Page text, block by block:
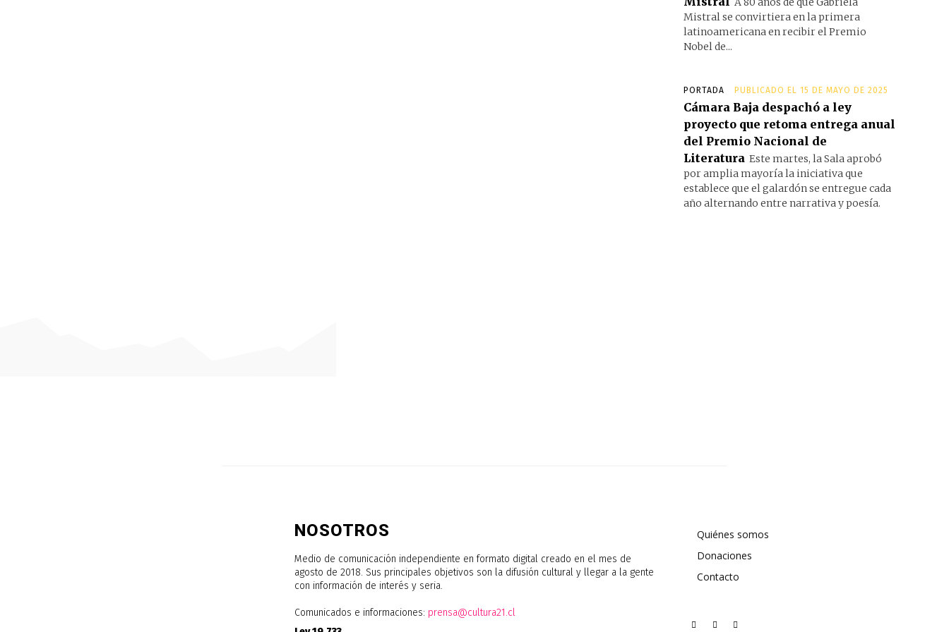
Mistral se convirtiera en la primera
latinoamericana en recibir el Premio
Nobel de...
PORTADA PUBLICADO EL 15 DE MAYO DE 2025
Cámara Baja despachó a ley
proyecto que retoma entrega anual
del Premio Nacional de
Literatura Este martes, la Sala aprobó
por amplia mayoría la iniciativa que
establece que el galardón se entregue cada
año alternando entre narrativa y poesía.
NOSOTROS
Medio de comunicación independiente en formato digital creado en el mes de
agosto de 2018. Sus principales objetivos son la difusión cultural y llegar a la gente
con información de interés y seria.
Comunicados e informaciones: prensa@cultura21.cl
Quiénes somos
Donaciones
Contacto